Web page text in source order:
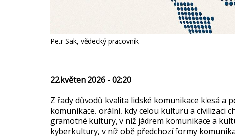
Petr Sak, vědecký pracovník
22.květen 2026 - 02:20
Z řady důvodů kvalita lidské komunikace klesá a
komunikace, orální, kdy celou kulturu a civilizaci
gramotné kultury, v níž jádrem komunikace a
kyberkultury, v níž obě předchozí formy